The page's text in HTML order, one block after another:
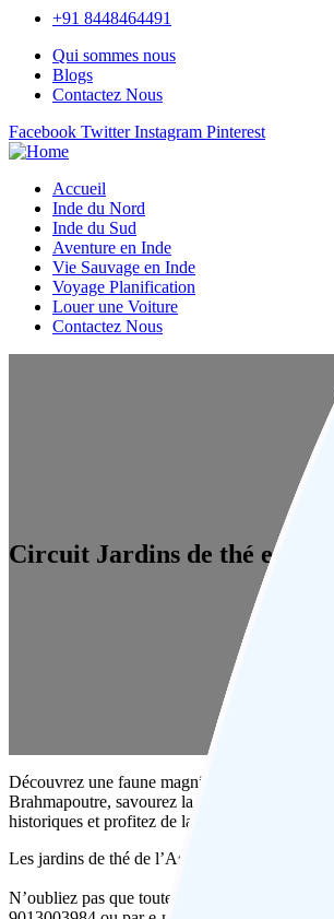
+91 8448464491
Qui sommes nous
Blogs
Contactez Nous
Facebook Twitter Instagram Pinterest
Accueil
Inde du Nord
Inde du Sud
Aventure en Inde
Vie Sauvage en Inde
Voyage Planification
Louer une Voiture
Contactez Nous
Circuit Jardins de thé et des
Découvrez une faune magnifique, notamment
Brahmapoutre, savourez la beauté naturelle
historiques et profitez de la magie de Calcutta
Les jardins de thé de l’Assam et les parcs
N’oubliez pas que toutes nos voyages privées